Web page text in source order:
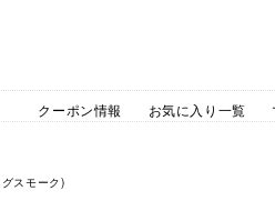
クーポン情報
お気に入り一覧
スモーク)